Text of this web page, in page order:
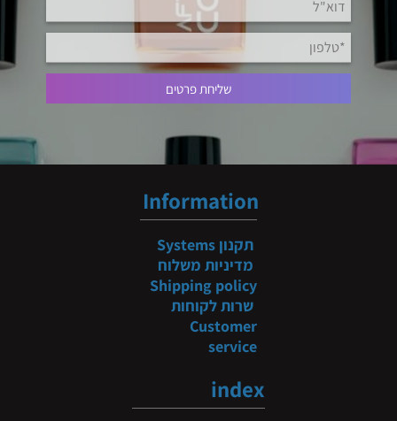
Information
תקנון Systems
מדיניות משלוח
Shipping policy
שרות לקוחות
Customer
service
index